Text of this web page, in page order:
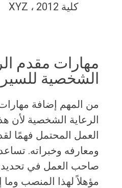
كلية XYZ ، 2012
مهارات مقدم
الشخصية
من المهم إضافة
الرعاية الشخصية لأن
العمل المحتمل فهمًا
ومعارفه وخبراته.
صاحب العمل في تحديد
مؤهلاً لهذا المنصب وما